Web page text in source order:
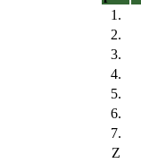
1.
2.
3.
4.
5.
6.
7.
Z